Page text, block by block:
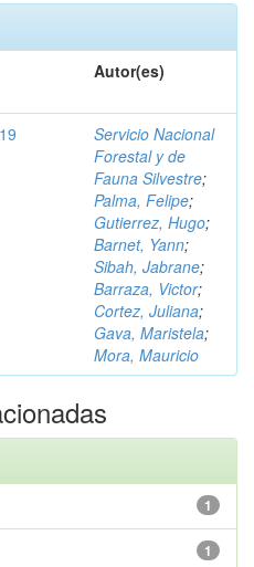
Autor(es)
Servicio Nacional
Forestal y de
Fauna Silvestre;
Palma, Felipe;
Gutierrez, Hugo;
Barnet, Yann;
Sibah, Jabrane;
Barraza, Victor;
Cortez, Juliana;
Gava, Maristela;
Mora, Mauricio
1
1